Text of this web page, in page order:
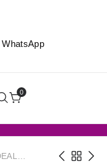
0